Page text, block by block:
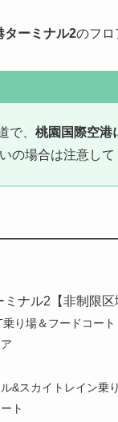
ターミナル2のフロ
で、 桃園国際空港
の場合は注意して
ナル2【非制限区
り場＆フードコート
&スカイトレイン乗
ト